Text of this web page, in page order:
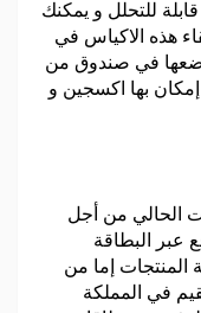
للتحلل و يمكنك
هذه الاكياس في
وضعها في صندوق من
بها اكسجين و
الحالي من أجل
عبر البطاقة
المنتجات إما من
في المملكة